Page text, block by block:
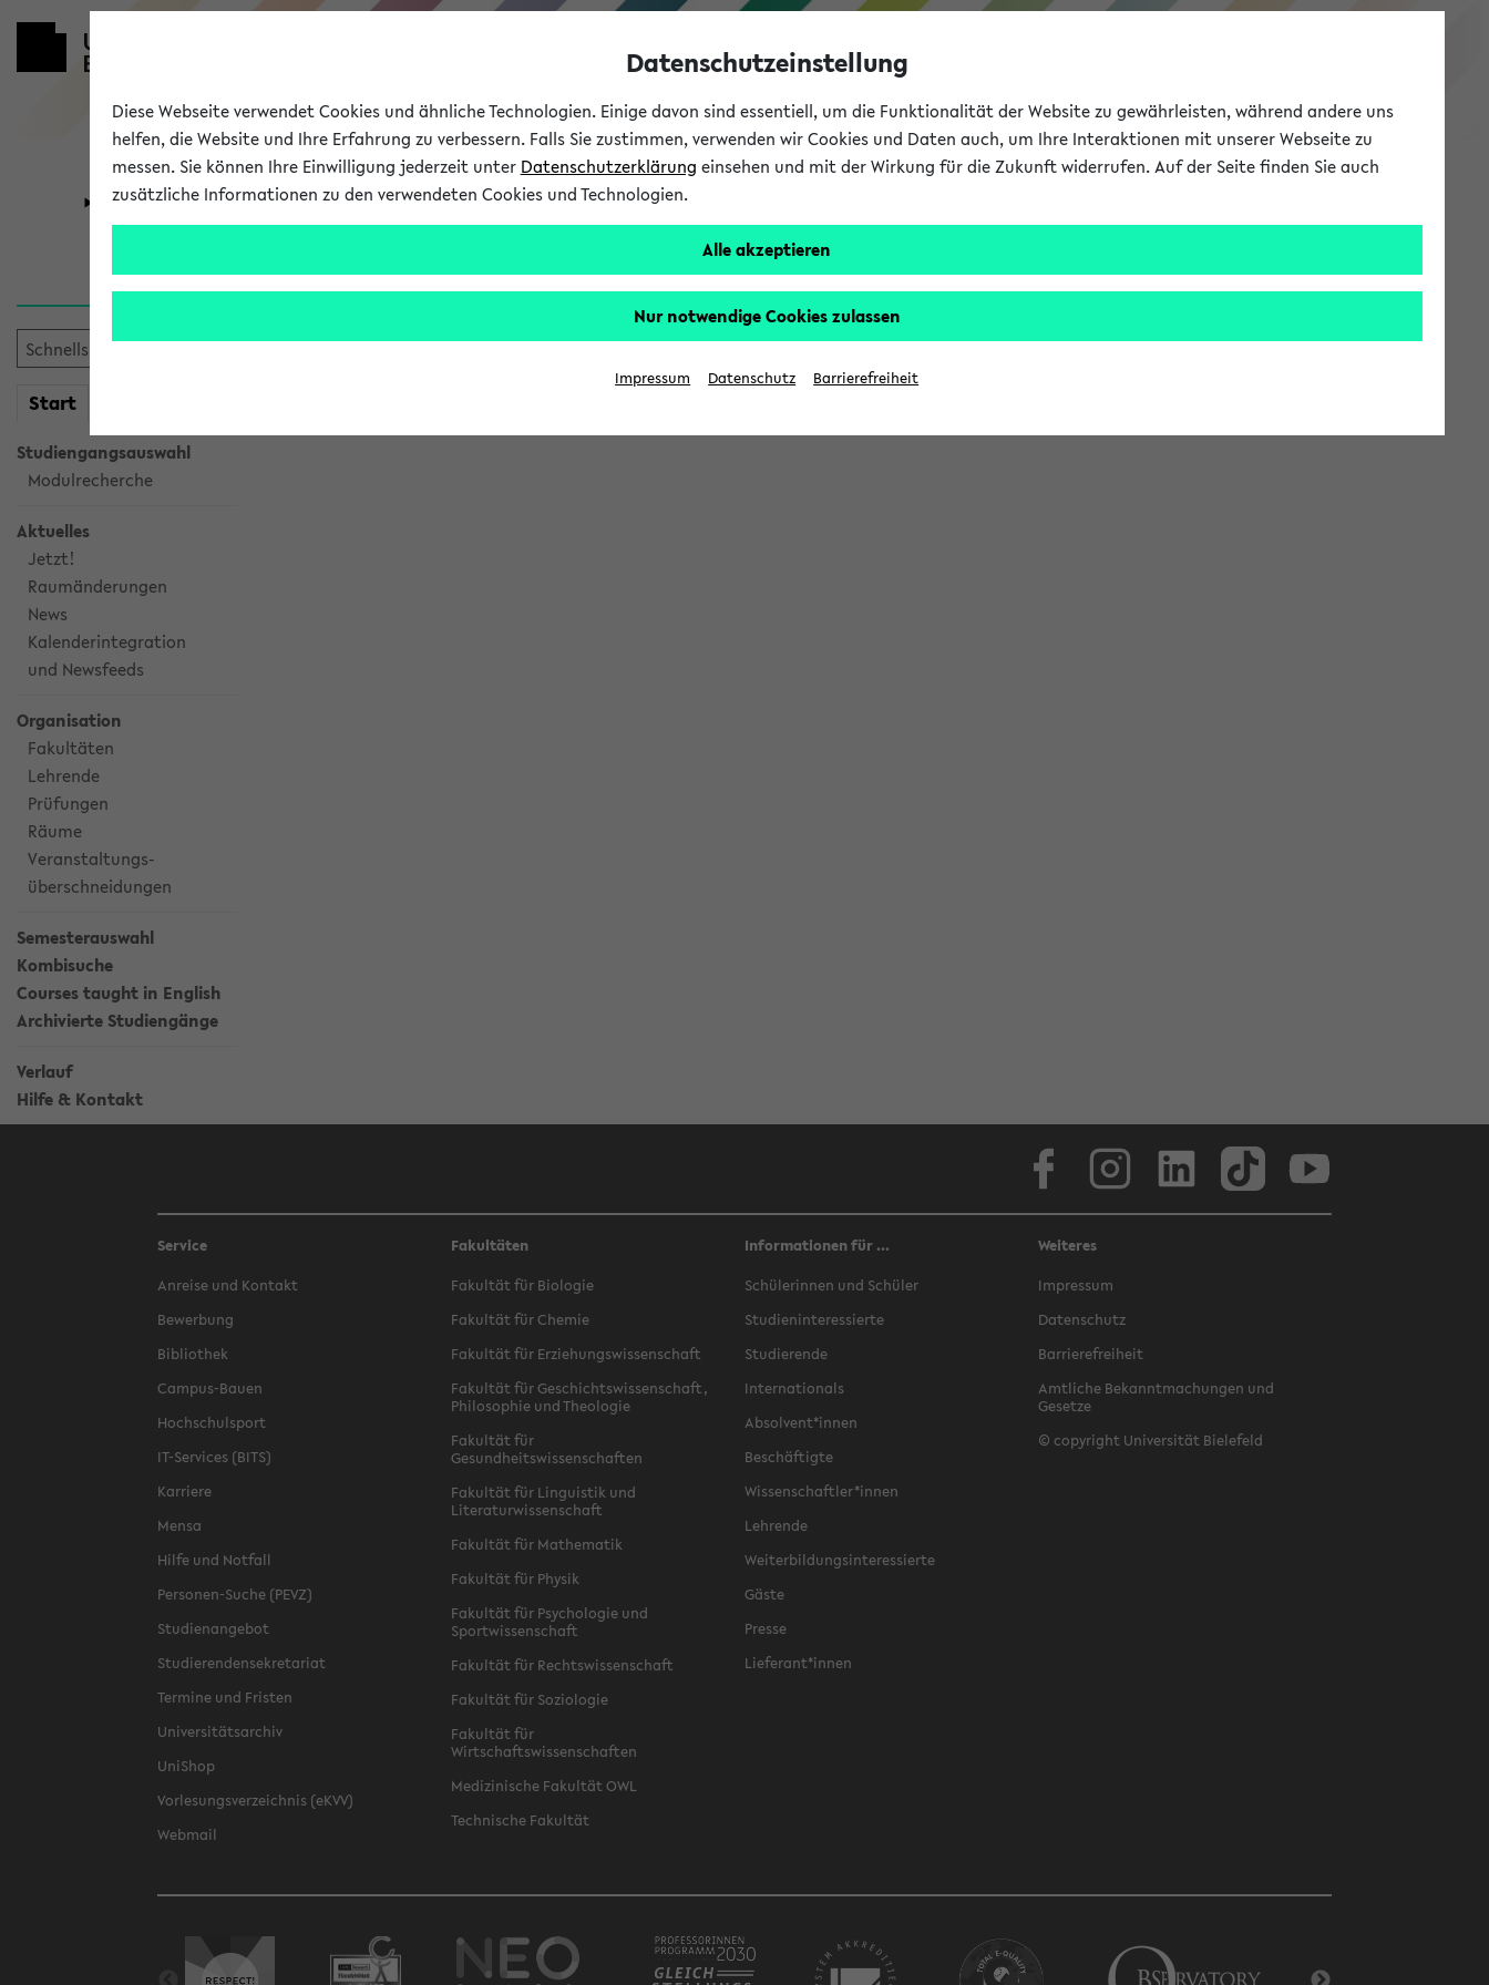
eKVV
Universität Forschung Studium
Start
Studiengangsauswahl
Modulrecherche
Aktuelles
Jetzt!
Raumänderungen
News
Kalenderintegration
und Newsfeeds
Organisation
Fakultäten
Lehrende
Prüfungen
Räume
Veranstaltungs-
überschneidungen
Semesterauswahl
Kombisuche
Courses taught in English
Archivierte Studiengänge
Verlauf
Hilfe & Kontakt
Verlauf
Service
Anreise und Kontakt
Bewerbung
Bibliothek
Campus-Bauen
Hochschulsport
IT-Services (BITS)
Karriere
Mensa
Hilfe und Notfall
Personen-Suche (PEVZ)
Studienangebot
Studierendensekretariat
Termine und Fristen
Universitätsarchiv
UniShop
Vorlesungsverzeichnis (eKVV)
Webmail
Fakultäten
Fakultät für Biologie
Fakultät für Chemie
Fakultät für Erziehungswissenschaft
Fakultät für Geschichtswissenschaft,
Philosophie und Theologie
Fakultät für
Gesundheitswissenschaften
Fakultät für Linguistik und
Literaturwissenschaft
Fakultät für Mathematik
Fakultät für Physik
Fakultät für Psychologie und
Sportwissenschaft
Fakultät für Rechtswissenschaft
Fakultät für Soziologie
Fakultät für
Wirtschaftswissenschaften
Medizinische Fakultät OWL
Technische Fakultät
Informationen für ...
Schülerinnen und Schüler
Studieninteressierte
Studierende
Internationals
Absolvent*innen
Beschäftigte
Wissenschaftler*innen
Lehrende
Weiterbildungsinteressierte
Gäste
Presse
Lieferant*innen
Weiteres
Impressum
Datenschutz
Barrierefreiheit
Amtliche Bekanntmachungen und
Gesetze
© copyright Universität Bielefeld
Datenschutzeinstellung
Diese Webseite verwendet Cookies und ähnliche Technologien. Einige davon sind essentiell, um die Funktionalität der Website zu gewährleisten, während andere uns
helfen, die Website und Ihre Erfahrung zu verbessern. Falls Sie zustimmen, verwenden wir Cookies und Daten auch, um Ihre Interaktionen mit unserer Webseite zu
messen. Sie können Ihre Einwilligung jederzeit unter Datenschutzerklärung einsehen und mit der Wirkung für die Zukunft widerrufen. Auf der Seite finden Sie auch
zusätzliche Informationen zu den verwendeten Cookies und Technologien.
Alle akzeptieren
Nur notwendige Cookies zulassen
Impressum Datenschutz Barrierefreiheit